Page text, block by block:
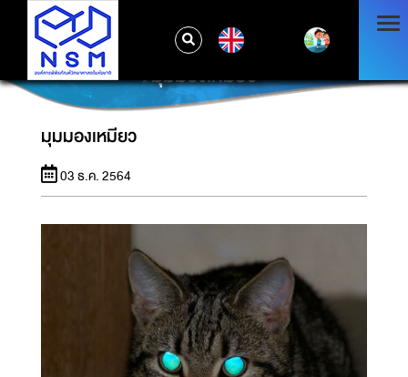
มุมมองเหมียว
มุมมองเหมียว
03 ธ.ค. 2564